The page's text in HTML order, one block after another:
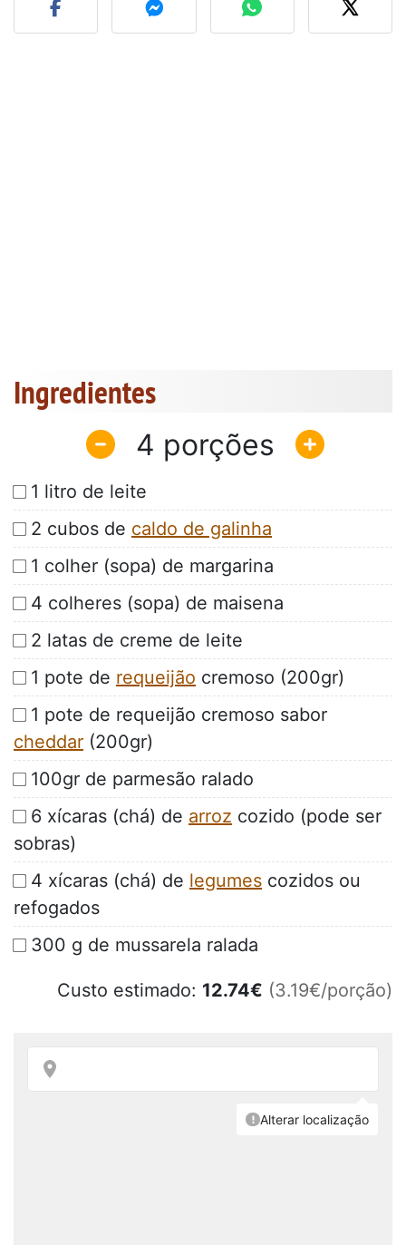
Ingredientes
4
1 litro de leite
2 cubos de caldo de galinha
1 colher (sopa) de margarina
4 colheres (sopa) de maisena
2 latas de creme de leite
1 pote de requeijão cremoso (200gr)
1 pote de requeijão cremoso sabor
cheddar (200gr)
100gr de parmesão ralado
6 xícaras (chá) de arroz cozido (pode ser
sobras)
4 xícaras (chá) de legumes cozidos ou
refogados
300 g de mussarela ralada
Custo estimado: 12.74€ (3.19€/porção)